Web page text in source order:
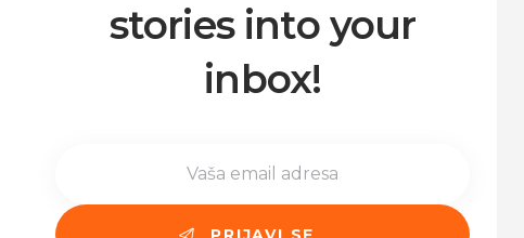
stories into your
inbox!